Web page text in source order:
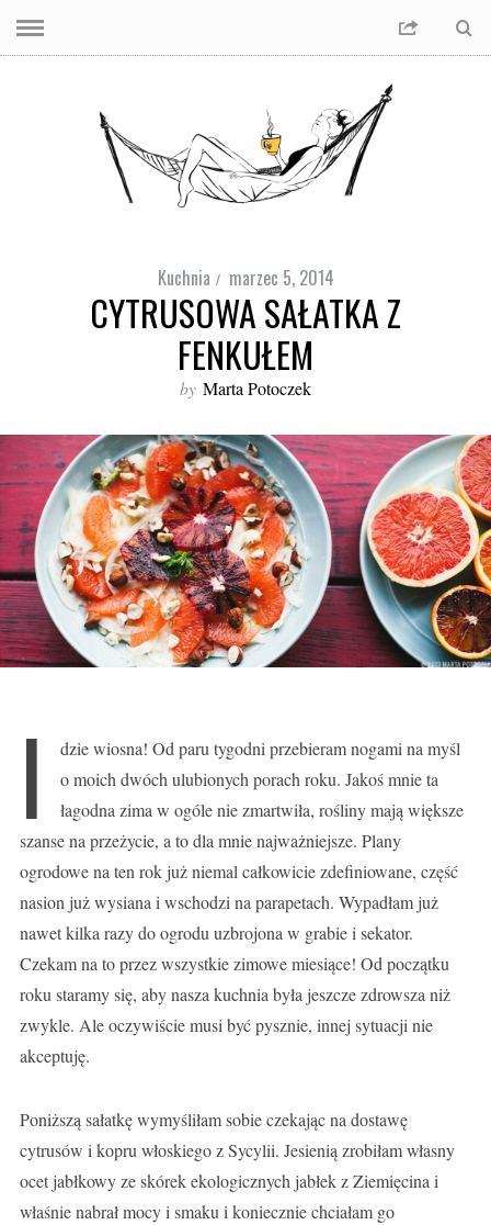
Kuchnia marzec 5, 2014
CYTRUSOWA SAŁATKA Z
FENKUŁEM
by Marta Potoczek
I
dzie wiosna! Od paru tygodni przebieram nogami na myśl
o moich dwóch ulubionych porach roku. Jakoś mnie ta
łagodna zima w ogóle nie zmartwiła, rośliny mają większe
szanse na przeżycie, a to dla mnie najważniejsze. Plany
ogrodowe na ten rok już niemal całkowicie zdefiniowane, część
nasion już wysiana i wschodzi na parapetach. Wypadłam już
nawet kilka razy do ogrodu uzbrojona w grabie i sekator.
Czekam na to przez wszystkie zimowe miesiące! Od początku
roku staramy się, aby nasza kuchnia była jeszcze zdrowsza niż
zwykle. Ale oczywiście musi być pysznie, innej sytuacji nie
akceptuję.
Poniższą sałatkę wymyśliłam sobie czekając na dostawę
cytrusów i kopru włoskiego z Sycylii. Jesienią zrobiłam własny
ocet jabłkowy ze skórek ekologicznych jabłek z Ziemięcina i
właśnie nabrał mocy i smaku i koniecznie chciałam go